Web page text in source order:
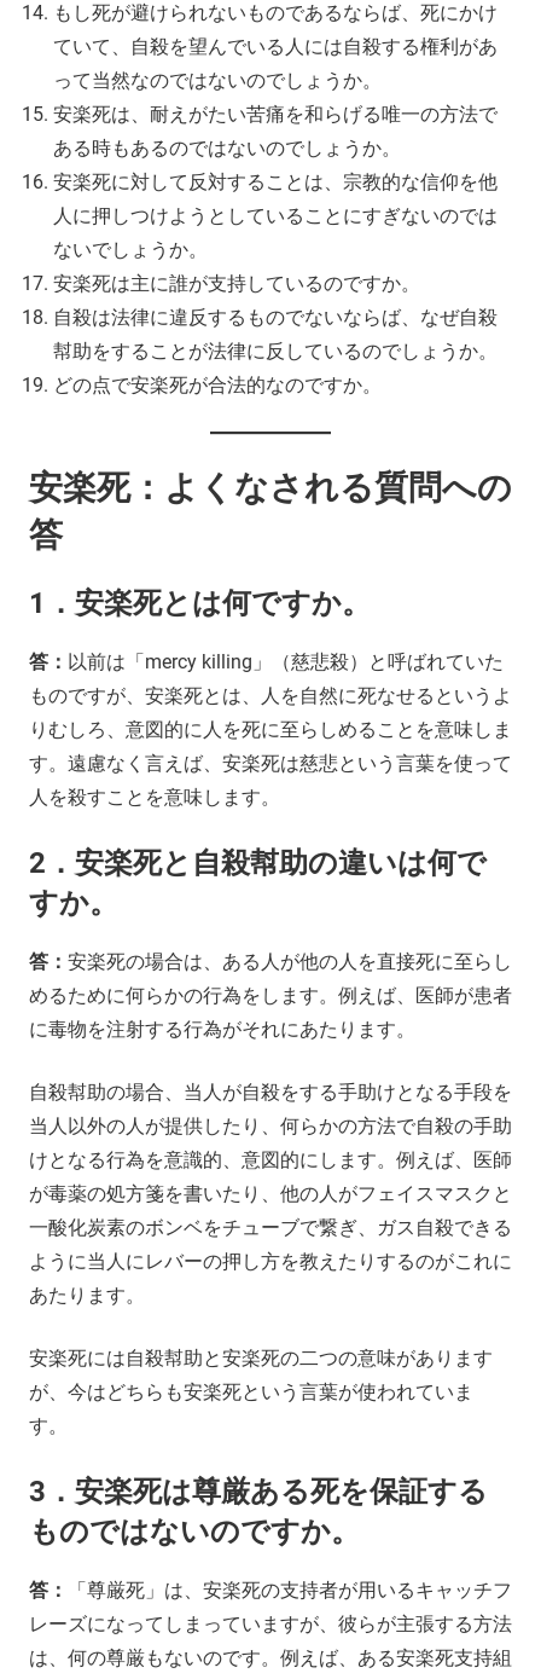
もし死が避けられないものであるならば、死にかけ
ていて、自殺を望んでいる人には自殺する権利があ
って当然なのではないのでしょうか。
安楽死は、耐えがたい苦痛を和らげる唯一の方法で
ある時もあるのではないのでしょうか。
安楽死に対して反対することは、宗教的な信仰を他
人に押しつけようとしていることにすぎないのでは
ないでしょうか。
安楽死は主に誰が支持しているのですか。
自殺は法律に違反するものでないならば、なぜ自殺
幇助をすることが法律に反しているのでしょうか。
どの点で安楽死が合法的なのですか。
安楽死：よくなされる質問への
答
1．安楽死とは何ですか。
答： 以前は「mercy killing」（慈悲殺）と呼ばれていた
ものですが、安楽死とは、人を自然に死なせるというよ
りむしろ、意図的に人を死に至らしめることを意味しま
す。遠慮なく言えば、安楽死は慈悲という言葉を使って
人を殺すことを意味します。
2．安楽死と自殺幇助の違いは何で
すか。
答： 安楽死の場合は、ある人が他の人を直接死に至らし
めるために何らかの行為をします。例えば、医師が患者
に毒物を注射する行為がそれにあたります。
自殺幇助の場合、当人が自殺をする手助けとなる手段を
当人以外の人が提供したり、何らかの方法で自殺の手助
けとなる行為を意識的、意図的にします。例えば、医師
が毒薬の処方箋を書いたり、他の人がフェイスマスクと
一酸化炭素のボンベをチューブで繋ぎ、ガス自殺できる
ように当人にレバーの押し方を教えたりするのがこれに
あたります。
安楽死には自殺幇助と安楽死の二つの意味があります
が、今はどちらも安楽死という言葉が使われていま
す。
3．安楽死は尊厳ある死を保証する
ものではないのですか。
答：
「尊厳死」は、安楽死の支持者が用いるキャッチフ
レーズになってしまっていますが、彼らが主張する方法
は、何の尊厳もないのです。例えば、ある安楽死支持組